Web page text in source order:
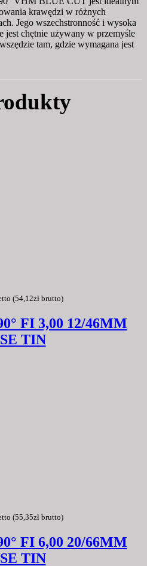
krawędzi w różnych
Jego wszechstronność i wysoka
jest chętnie używany w przemyśle
tam, gdzie wymagana jest
(54,12złbrutto)
FI 3,00 12/46MM
TIN
(55,35złbrutto)
FI 6,00 20/66MM
TIN